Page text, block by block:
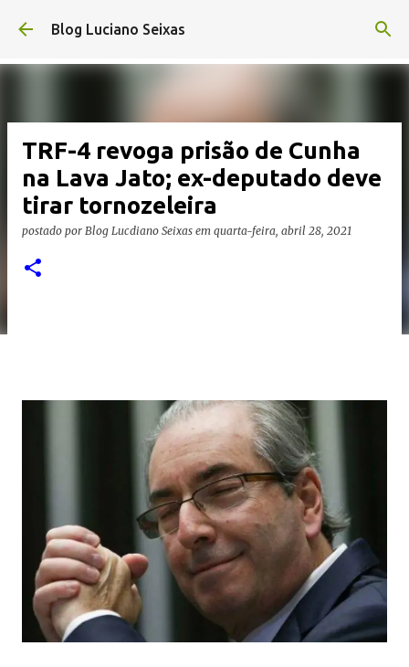
Pular para o conteúdo principal
Blog Luciano Seixas
TRF-4 revoga prisão de Cunha
na Lava Jato; ex-deputado deve
tirar tornozeleira
postado por Blog Lucdiano Seixas em quarta-feira, abril 28, 2021